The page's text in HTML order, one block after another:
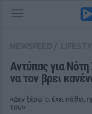
Αντύπας για
να τον βρει
«Δεν ξέρω τι έχει
του»